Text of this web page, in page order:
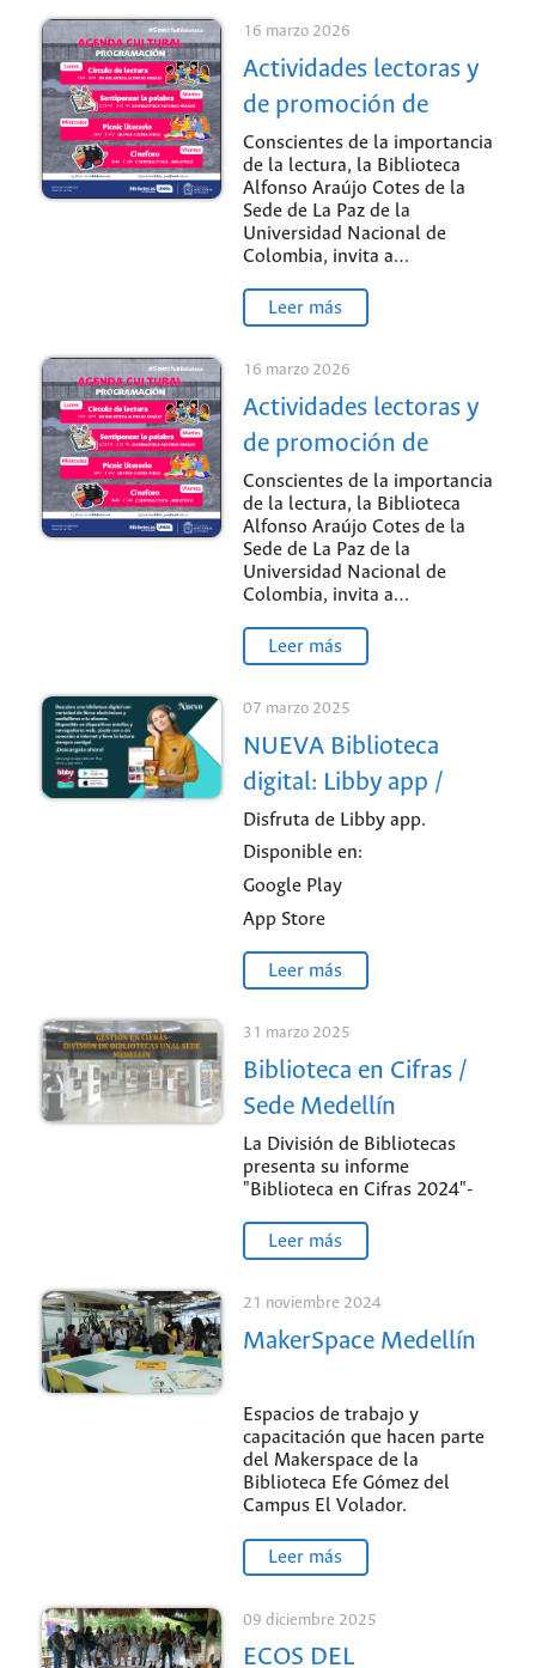
16 marzo 2026
Actividades lectoras y
de promoción de
lectura
Conscientes de la importancia
de la lectura, la Biblioteca
Alfonso Araújo Cotes de la
Sede de La Paz de la
Universidad Nacional de
Colombia, invita a…
Leer más
16 marzo 2026
Actividades lectoras y
de promoción de
lectura
Conscientes de la importancia
de la lectura, la Biblioteca
Alfonso Araújo Cotes de la
Sede de La Paz de la
Universidad Nacional de
Colombia, invita a…
Leer más
07 marzo 2025
NUEVA Biblioteca
digital: Libby app /
Sede Medellín
Disfruta de Libby app.
Disponible en:
Google Play
App Store
Leer más
31 marzo 2025
Biblioteca en Cifras /
Sede Medellín
La División de Bibliotecas
presenta su informe
"Biblioteca en Cifras 2024"-
Leer más
21 noviembre 2024
MakerSpace Medellín
Espacios de trabajo y
capacitación que hacen parte
del Makerspace de la
Biblioteca Efe Gómez del
Campus El Volador.
Leer más
09 diciembre 2025
ECOS DEL